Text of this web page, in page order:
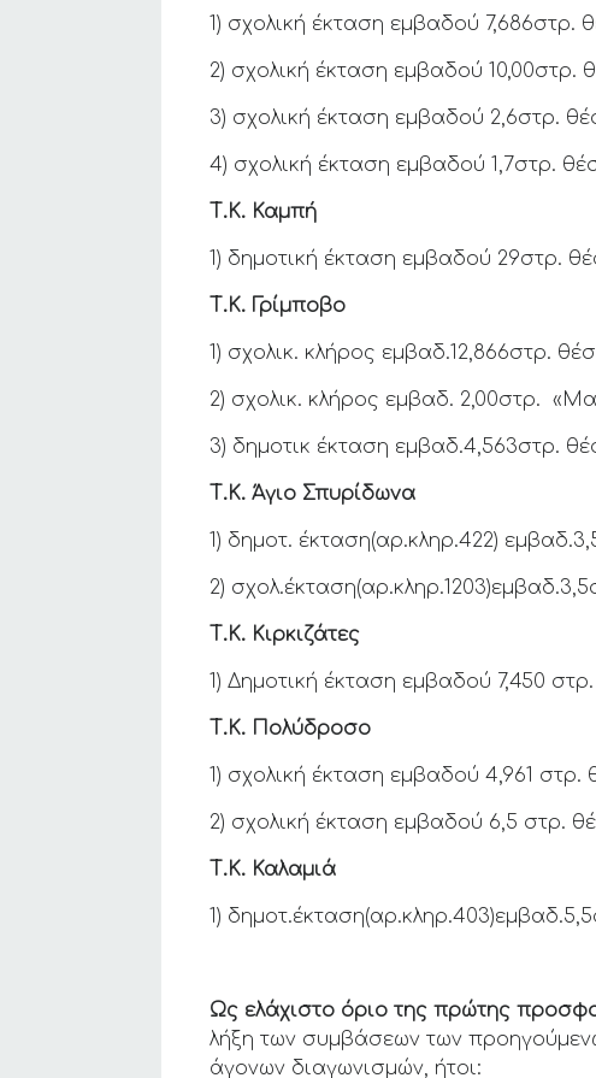
1) σχολική έκταση εμβαδού 7,686στρ.
2) σχολική έκταση εμβαδού 10,00στρ.
3) σχολική έκταση εμβαδού 2,6στρ.
4) σχολική έκταση εμβαδού 1,7στρ.
Τ.Κ. Καμπή
1) δημοτική έκταση εμβαδού 29στρ.
Τ.Κ. Γρίμποβο
1) σχολικ. κλήρος εμβαδ.12,866στρ.
2) σχολικ. κλήρος εμβαδ. 2,00στρ.
3) δημοτικ έκταση εμβαδ.4,563στρ.
Τ.Κ. Άγιο Σπυρίδωνα
1) δημοτ. έκταση(αρ.κληρ.422)
2)
Τ.Κ. Κιρκιζάτες
1) Δημοτική έκταση εμβαδού 7,450
Τ.Κ. Πολύδροσο
1) σχολική έκταση εμβαδού 4,961 στρ.
2) σχολική έκταση εμβαδού 6,5 στρ.
Τ.Κ. Καλαμιά
1)
Ως ελάχιστο όριο της πρώτης
λήξη των συμβάσεων των
άγονων διαγωνισμών, ήτοι: